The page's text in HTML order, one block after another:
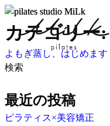
カテゴリー:
よもぎ蒸し、はじめます
検索
最近の投稿
ピラティス×美容矯正